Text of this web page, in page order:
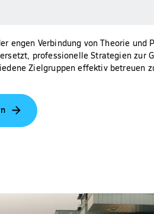
engen Verbindung von Theorie
professionelle Strategien zur
Zielgruppen effektiv betreuen